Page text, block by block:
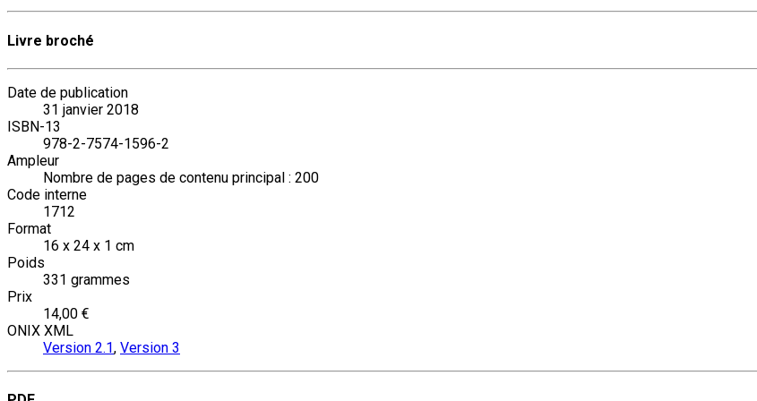
Livre broché
Date de publication
31 janvier 2018
ISBN-13
978-2-7574-1596-2
Ampleur
Nombre de pages de contenu principal : 200
Code interne
1712
Format
16 x 24 x 1 cm
Poids
331 grammes
Prix
14,00 €
ONIX XML
Version 2.1, Version 3